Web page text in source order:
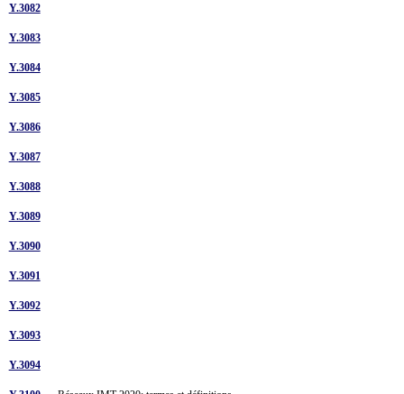
Y.3082
Y.3083
Y.3084
Y.3085
Y.3086
Y.3087
Y.3088
Y.3089
Y.3090
Y.3091
Y.3092
Y.3093
Y.3094